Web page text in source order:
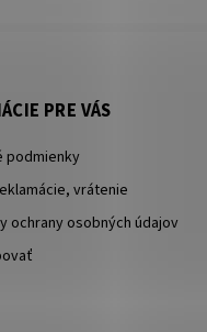
PRE VÁS
podmienky
vrátenie
ochrany osobných údajov